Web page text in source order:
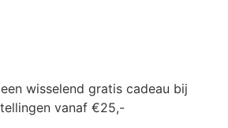
wisselend gratis cadeau bij
vanaf €25,-